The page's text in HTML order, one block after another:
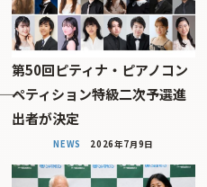
第50回ピティナ・ピアノコン
ペティション特級二次予選進
出者が決定
NEWS 2026年7月9日